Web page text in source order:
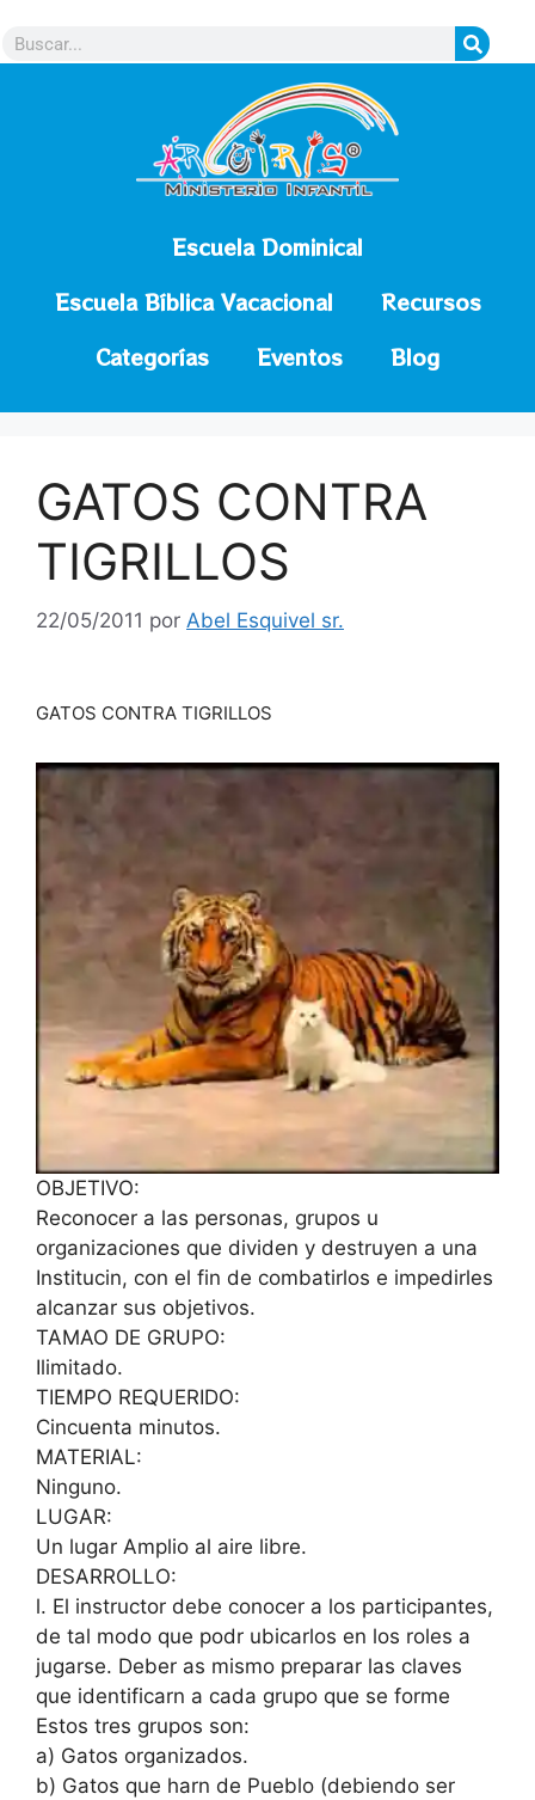
Escuela Dominical
Escuela Bíblica Vacacional
Recursos
Categorías
Eventos Blog
GATOS CONTRA
TIGRILLOS
22/05/2011 por Abel Esquivel sr.
GATOS CONTRA TIGRILLOS
OBJETIVO:
Reconocer a las personas, grupos u
organizaciones que dividen y destruyen a una
Institucin, con el fin de combatirlos e impedirles
alcanzar sus objetivos.
TAMAO DE GRUPO:
Ilimitado.
TIEMPO REQUERIDO:
Cincuenta minutos.
MATERIAL:
Ninguno.
LUGAR:
Un lugar Amplio al aire libre.
DESARROLLO:
l. El instructor debe conocer a los participantes,
de tal modo que podr ubicarlos en los roles a
jugarse. Deber as mismo preparar las claves
que identificarn a cada grupo que se forme
Estos tres grupos son:
a) Gatos organizados.
b) Gatos que harn de Pueblo (debiendo ser